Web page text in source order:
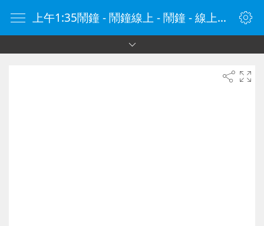
上午1:35鬧鐘 - 鬧鐘線上 - 鬧鐘 - 線上鬧鐘 - 在線鬧鐘 - 鬧鐘在線 - naozhong.tw